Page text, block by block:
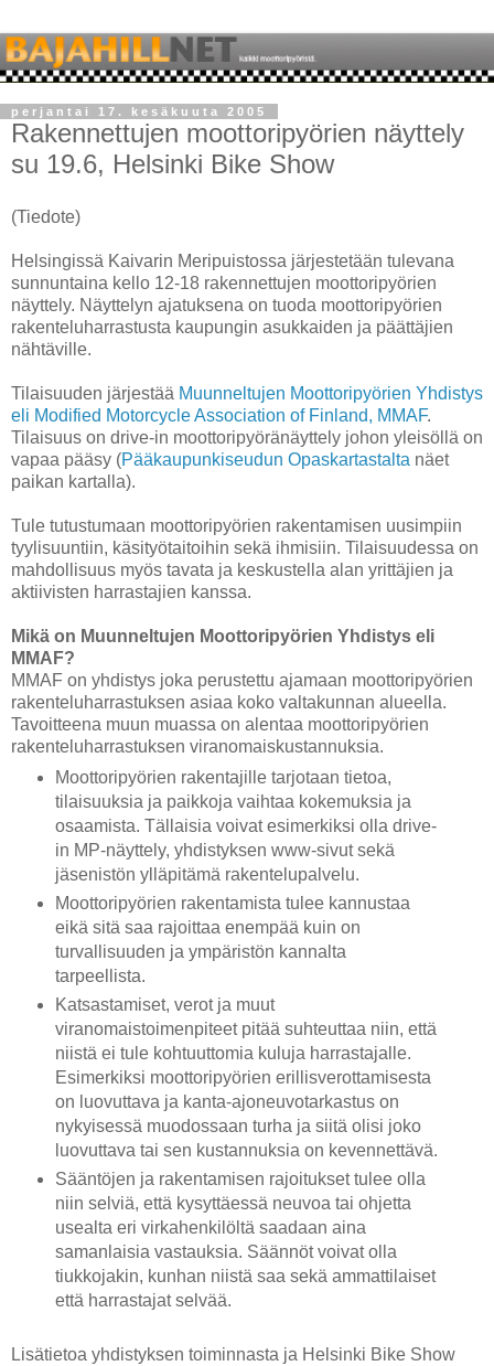
perjantai 17. kesäkuuta 2005
Rakennettujen moottoripyörien näyttely
su 19.6, Helsinki Bike Show
(Tiedote)
Helsingissä Kaivarin Meripuistossa järjestetään tulevana
sunnuntaina kello 12-18 rakennettujen moottoripyörien
näyttely. Näyttelyn ajatuksena on tuoda moottoripyörien
rakenteluharrastusta kaupungin asukkaiden ja päättäjien
nähtäville.
Tilaisuuden järjestää Muunneltujen Moottoripyörien Yhdistys
eli Modified Motorcycle Association of Finland, MMAF.
Tilaisuus on drive-in moottoripyöränäyttely johon yleisöllä on
vapaa pääsy (Pääkaupunkiseudun Opaskartastalta näet
paikan kartalla).
Tule tutustumaan moottoripyörien rakentamisen uusimpiin
tyylisuuntiin, käsityötaitoihin sekä ihmisiin. Tilaisuudessa on
mahdollisuus myös tavata ja keskustella alan yrittäjien ja
aktiivisten harrastajien kanssa.
Mikä on Muunneltujen Moottoripyörien Yhdistys eli
MMAF?
MMAF on yhdistys joka perustettu ajamaan moottoripyörien
rakenteluharrastuksen asiaa koko valtakunnan alueella.
Tavoitteena muun muassa on alentaa moottoripyörien
rakenteluharrastuksen viranomaiskustannuksia.
Moottoripyörien rakentajille tarjotaan tietoa,
tilaisuuksia ja paikkoja vaihtaa kokemuksia ja
osaamista. Tällaisia voivat esimerkiksi olla drive-
in MP-näyttely, yhdistyksen www-sivut sekä
jäsenistön ylläpitämä rakentelupalvelu.
Moottoripyörien rakentamista tulee kannustaa
eikä sitä saa rajoittaa enempää kuin on
turvallisuuden ja ympäristön kannalta
tarpeellista.
Katsastamiset, verot ja muut
viranomaistoimenpiteet pitää suhteuttaa niin, että
niistä ei tule kohtuuttomia kuluja harrastajalle.
Esimerkiksi moottoripyörien erillisverottamisesta
on luovuttava ja kanta-ajoneuvotarkastus on
nykyisessä muodossaan turha ja siitä olisi joko
luovuttava tai sen kustannuksia on kevennettävä.
Sääntöjen ja rakentamisen rajoitukset tulee olla
niin selviä, että kysyttäessä neuvoa tai ohjetta
usealta eri virkahenkilöltä saadaan aina
samanlaisia vastauksia. Säännöt voivat olla
tiukkojakin, kunhan niistä saa sekä ammattilaiset
että harrastajat selvää.
Lisätietoa yhdistyksen toiminnasta ja Helsinki Bike Show